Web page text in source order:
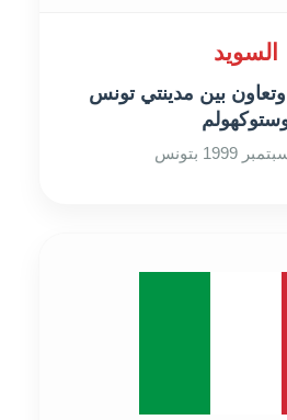
السويد
وتعاون بين مدينتي تونس